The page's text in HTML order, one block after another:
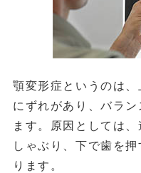
顎変形症というのは
にずれがあり、バラ
ます。原因としては
しゃぶり、下で歯を
ります。